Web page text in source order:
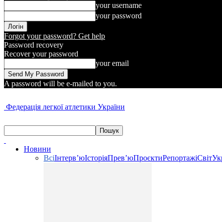
your username
your password
Forgot your password? Get help
Password recovery
Recover your password
your email
A password will be e-mailed to you.
Федерація легкої атлетики України
Новини
ВсіІнтерв’юІсторіяПрев’юПроєктиРепортажіСвіт